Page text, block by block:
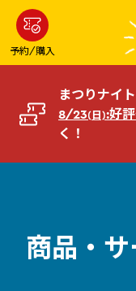
ン
コ
へ
予約/購入
まつりナイ
8/23(日):好
く！
商品・